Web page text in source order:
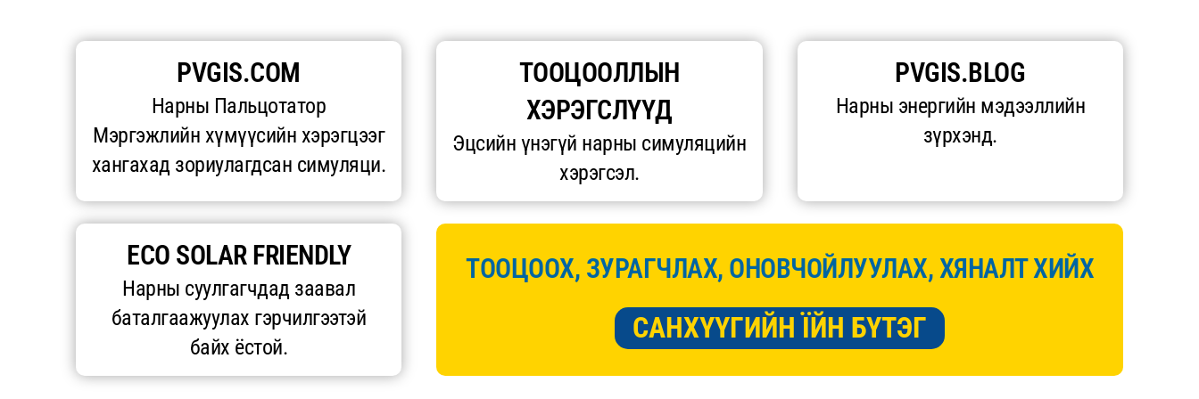
PVGIS.COM
Нарны Пальцотатор
Мэргэжлийн хүмүүсийн хэрэгцээг
хангахад зориулагдсан симуляци.
ТООЦООЛЛЫН
ХЭРЭГСЛҮҮД
Эцсийн үнэгүй нарны симуляцийн
хэрэгсэл.
PVGIS.BLOG
Нарны энергийн мэдээллийн
зүрхэнд.
ECO SOLAR FRIENDLY
Нарны суулгагчдад заавал
баталгаажуулах гэрчилгээтэй
байх ёстой.
ТООЦООХ, ЗУРАГЧЛАХ, ОНОВЧОЙЛУУЛАХ, ХЯНАЛТ ХИЙХ
САНХҮҮГИЙН ЇЙН БҮТЭГ